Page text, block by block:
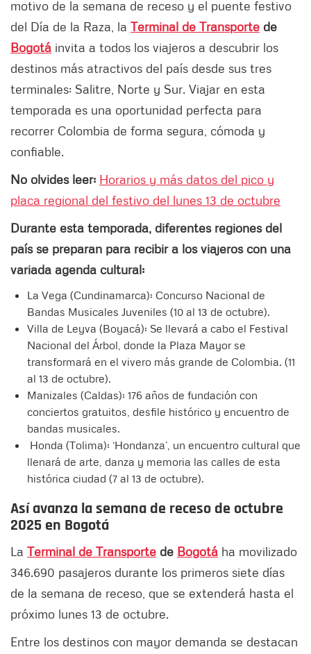
motivo de la semana de receso y el puente festivo
del Día de la Raza, la Terminal de Transporte de
Bogotá invita a todos los viajeros a descubrir los
destinos más atractivos del país desde sus tres
terminales: Salitre, Norte y Sur. Viajar en esta
temporada es una oportunidad perfecta para
recorrer Colombia de forma segura, cómoda y
confiable.
No olvides leer: Horarios y más datos del pico y
placa regional del festivo del lunes 13 de octubre
Durante esta temporada, diferentes regiones del
país se preparan para recibir a los viajeros con una
variada agenda cultural:
La Vega (Cundinamarca): Concurso Nacional de
Bandas Musicales Juveniles (10 al 13 de octubre).
Villa de Leyva (Boyacá): Se llevará a cabo el Festival
Nacional del Árbol, donde la Plaza Mayor se
transformará en el vivero más grande de Colombia. (11
al 13 de octubre).
Manizales (Caldas): 176 años de fundación con
conciertos gratuitos, desfile histórico y encuentro de
bandas musicales.
Honda (Tolima): ‘Hondanza’, un encuentro cultural que
llenará de arte, danza y memoria las calles de esta
histórica ciudad (7 al 13 de octubre).
Así avanza la semana de receso de octubre
2025 en Bogotá
La Terminal de Transporte de Bogotá ha movilizado
346.690 pasajeros durante los primeros siete días
de la semana de receso, que se extenderá hasta el
próximo lunes 13 de octubre.
Entre los destinos con mayor demanda se destacan